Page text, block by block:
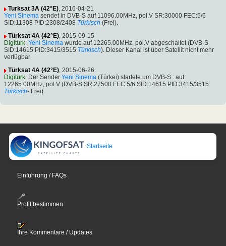
Turksat 3A (42°E), 2016-04-21
Yeni Sinema sendet in DVB-S auf 11096.00MHz, pol.V SR:30000 FEC:5/6
SID:11308 PID:2308/2408 Türkisch (Frei).
Türksat 4A (42°E), 2015-09-15
Digitürk: Yeni Sinema wurde auf 12265.00MHz, pol.V abgeschaltet (DVB-S
SID:14615 PID:3415/3515 Türkisch). Dieser Kanal ist über Satellit nicht mehr
verfügbar
Türksat 4A (42°E), 2015-06-26
Digitürk: Der Sender Yeni Sinema (Türkei) startete um DVB-S : auf
12265.00MHz, pol.V (DVB-S SR:27500 FEC:5/6 SID:14615 PID:3415/3515
Türkisch- Frei).
Startseite
Einführung / FAQs
Profil bestimmen
Ihre Kommentare / Updates